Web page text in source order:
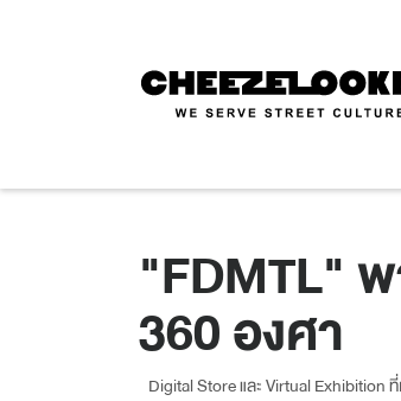
"FDMTL"
360 องศา
Digital Store และ Virtual Exhibition